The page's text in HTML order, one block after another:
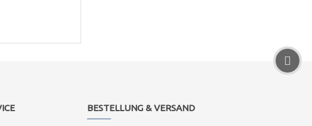
BESTELLUNG & VERSAND